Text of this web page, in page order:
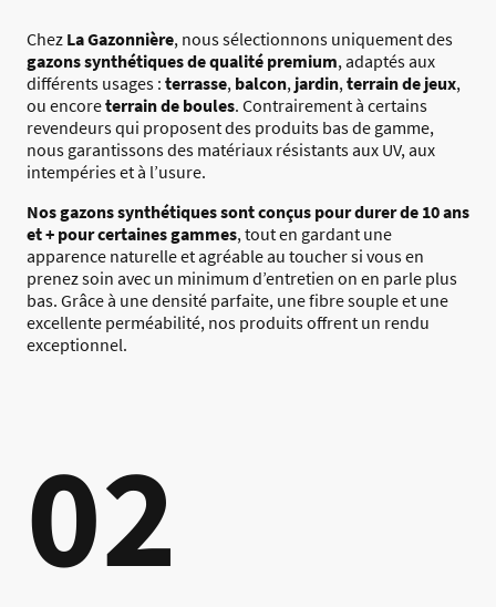
Chez La Gazonnière, nous sélectionnons uniquement des
gazons synthétiques de qualité premium, adaptés aux
différents usages : terrasse, balcon, jardin,terrain de jeux,
ou encoreterrain de boules. Contrairement à certains
revendeurs qui proposent des produits bas de gamme,
nous garantissons des matériaux résistants aux UV, aux
intempéries et à l’usure.
Nos gazons synthétiques sont conçus pour durer de 10 ans
et + pour certaines gammes, tout en gardant une
apparence naturelle et agréable au toucher si vous en
prenez soin avec un minimum d’entretien on en parle plus
bas. Grâce à une densité parfaite, une fibre souple et une
excellente perméabilité, nos produits offrent un rendu
exceptionnel.
02